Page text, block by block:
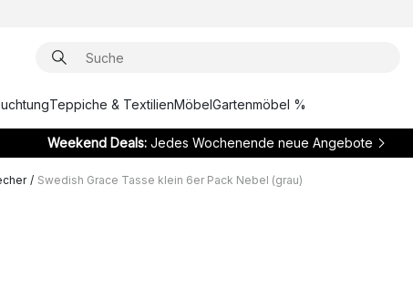
Teppiche & TextilienMöbelGartenmöbel %
Weekend Deals:Jedes Wochenende neue Angebote
/ Swedish Grace Tasse klein 6er Pack Nebel (grau)